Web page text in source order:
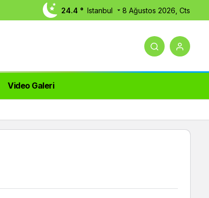
24.4 ° Istanbul 8 Ağustos 2026, Cts
Video Galeri